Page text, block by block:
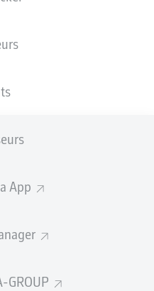
App
GROUP
Dejan Ljubicic
Duda